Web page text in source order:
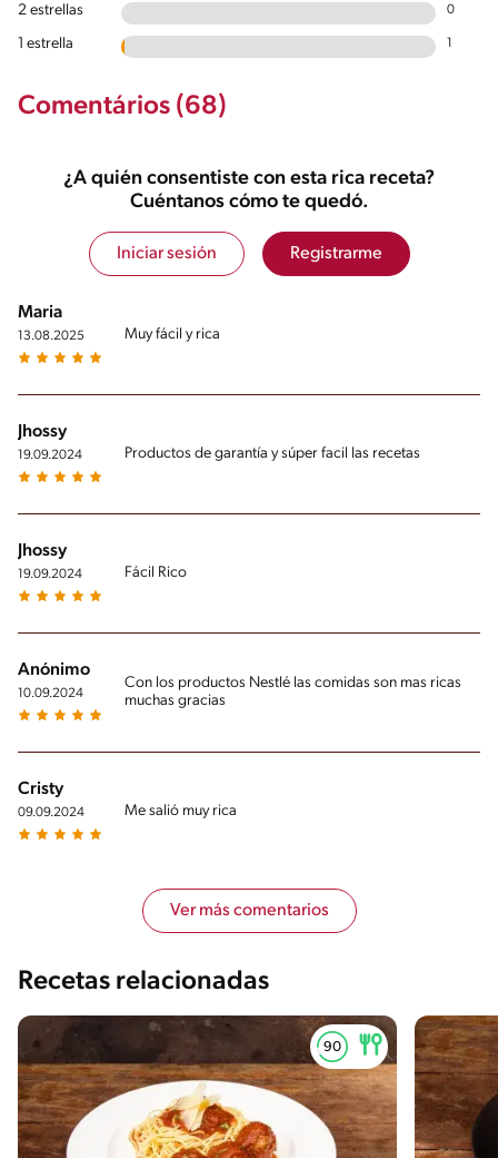
2 estrellas 0
1 estrella 1
Comentários (68)
¿A quién consentiste con esta rica receta?
Cuéntanos cómo te quedó.
Iniciar sesión Registrarme
Maria
13.08.2025 Muy fácil y rica
Jhossy
19.09.2024 Productos de garantía y súper facil las recetas
Jhossy
19.09.2024 Fácil Rico
Anónimo
10.09.2024
Con los productos Nestlé las comidas son mas ricas
muchas gracias
Cristy
09.09.2024 Me salió muy rica
Ver más comentarios
Recetas relacionadas